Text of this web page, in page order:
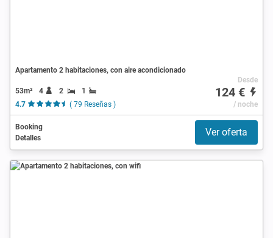
Apartamento 2 habitaciones, con aire acondicionado
53m² 4 2
1
4.7
( 79 Reseñas )
Desde
124 €
/ noche
Booking
Detalles
Ver oferta